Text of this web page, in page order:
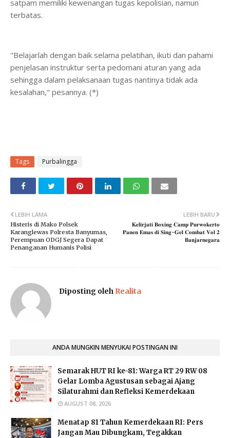
satpam memiliki kewenangan tugas kepolisian, namun
terbatas.
"Belajarlah dengan baik selama pelatihan, ikuti dan pahami
penjelasan instruktur serta pedomani aturan yang ada
sehingga dalam pelaksanaan tugas nantinya tidak ada
kesalahan," pesannya. (*)
Tags Purbalingga
LEBIH BARU
𝐊𝐞𝐥𝐢𝐫𝐣𝐚𝐭𝐢 𝐁𝐨𝐱𝐢𝐧𝐠 𝐂𝐚𝐦𝐩 𝐏𝐮𝐫𝐰𝐨𝐤𝐞𝐫𝐭𝐨
𝐏𝐚𝐧𝐞𝐧 𝐄𝐦𝐚𝐬 𝐝𝐢 𝐒𝐢𝐧𝐠-𝐆𝐞𝐥 𝐂𝐨𝐦𝐛𝐚𝐭 𝐕𝐨𝐥 𝟐
𝐁𝐚𝐧𝐣𝐚𝐫𝐧𝐞𝐠𝐚𝐫𝐚
LEBIH LAMA
Histeris di Mako Polsek
Karanglewas Polresta Banyumas,
Perempuan ODGJ Segera Dapat
Penanganan Humanis Polisi
Diposting oleh Realita
ANDA MUNGKIN MENYUKAI POSTINGAN INI
Semarak HUT RI ke-81: Warga RT 29 RW 08
Gelar Lomba Agustusan sebagai Ajang
Silaturahmi dan Refleksi Kemerdekaan
AUGUST 08, 2026
Menatap 81 Tahun Kemerdekaan RI: Pers
Jangan Mau Dibungkam, Tegakkan